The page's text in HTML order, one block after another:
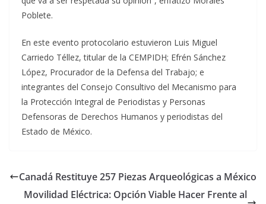
Poblete.
En este evento protocolario estuvieron Luis Miguel
Carriedo Téllez, titular de la CEMPIDH; Efrén Sánchez
López, Procurador de la Defensa del Trabajo; e
integrantes del Consejo Consultivo del Mecanismo para
la Protección Integral de Periodistas y Personas
Defensoras de Derechos Humanos y periodistas del
Estado de México.
Canadá Restituye 257 Piezas Arqueológicas a México
Movilidad Eléctrica: Opción Viable Hacer Frente al